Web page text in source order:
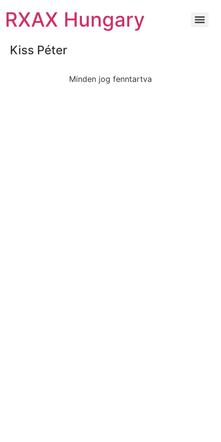
RXAX Hungary
Kiss Péter
Minden jog fenntartva